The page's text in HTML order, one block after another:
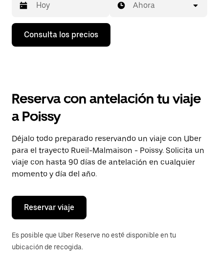
Pulsa
flecha
calendario
seleccionar
fecha.
Pulsa
el
botón
de
escape
cerrar
calendario.
Ahora
Consulta los precios
Reserva con antelación tu viaje
a Poissy
Déjalo todo preparado reservando un viaje con Uber
para el trayecto Rueil-Malmaison - Poissy. Solicita un
viaje con hasta 90 días de antelación en cualquier
momento y día del año.
Reservar viaje
Es posible que Uber Reserve no esté disponible en tu
ubicación de recogida.